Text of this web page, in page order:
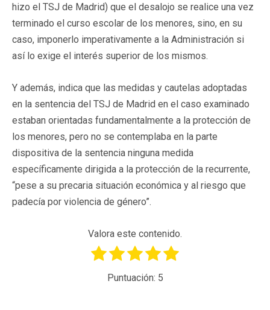
hizo el TSJ de Madrid) que el desalojo se realice una vez
terminado el curso escolar de los menores, sino, en su
caso, imponerlo imperativamente a la Administración si
así lo exige el interés superior de los mismos.
Y además, indica que las medidas y cautelas adoptadas
en la sentencia del TSJ de Madrid en el caso examinado
estaban orientadas fundamentalmente a la protección de
los menores, pero no se contemplaba en la parte
dispositiva de la sentencia ninguna medida
específicamente dirigida a la protección de la recurrente,
“pese a su precaria situación económica y al riesgo que
padecía por violencia de género”.
Valora este contenido.
Puntuación: 5